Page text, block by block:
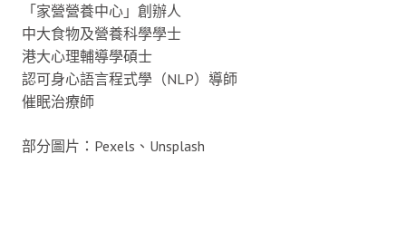
「家營營養中心」創辦人
中大食物及營養科學學士
港大心理輔導學碩士
認可身心語言程式學（NLP）導師
催眠治療師
部分圖片：Pexels、Unsplash